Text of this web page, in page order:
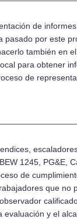
de
pasado por este
también en
para obtener
de
1245, PG&E,
de
que no
y el